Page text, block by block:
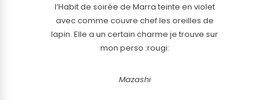
l’Habit de soirée de Marra teinte en violet
avec comme couvre chef les oreilles de
lapin. Elle a un certain charme je trouve sur
mon perso :rougi:
Mazashi